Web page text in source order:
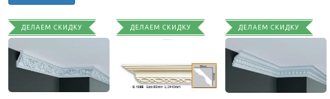
ДЕЛАЕМ СКИДКУ ДЕЛАЕМ СКИДКУ ДЕЛАЕМ СКИДКУ